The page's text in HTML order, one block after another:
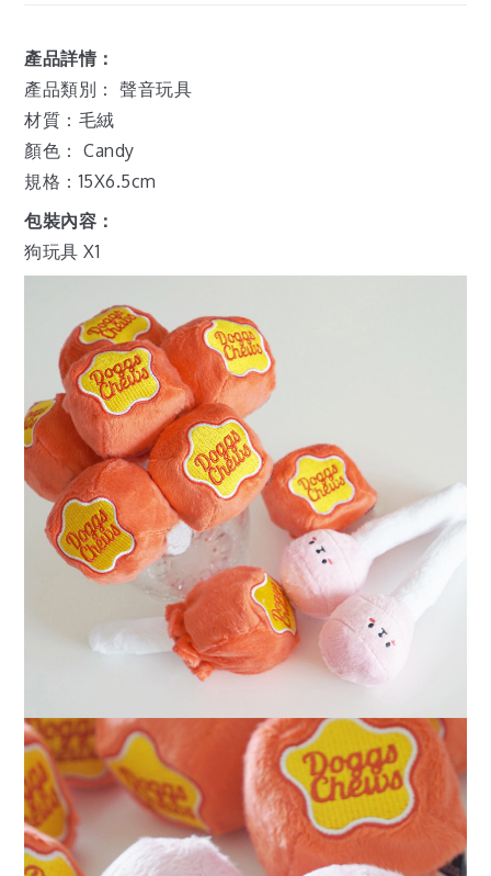
產品詳情：
產品類別： 聲音玩具
材質：毛絨
顏色： Candy
規格：15X6.5cm
包裝內容：
狗玩具 X1